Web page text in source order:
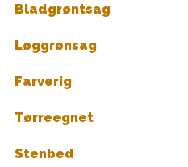
Bladgrøntsag
Løggrønsag
Farverig
Tørreegnet
Stenbed